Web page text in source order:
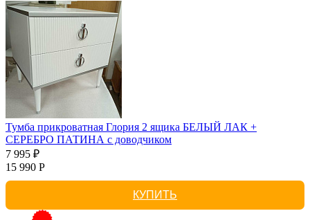
Тумба прикроватная Глория 2 ящика БЕЛЫЙ ЛАК +
СЕРЕБРО ПАТИНА с доводчиком
7 995 ₽
15 990 Р
КУПИТЬ